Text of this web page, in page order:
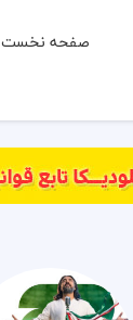
صفحه نخست